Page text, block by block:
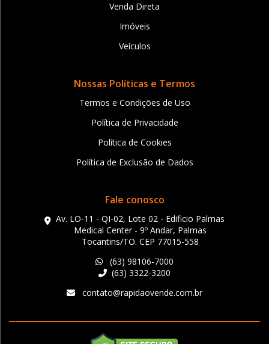
Venda Direta
Imóveis
Veículos
Nossas Políticas e Termos
Termos e Condições de Uso
Política de Privacidade
Política de Cookies
Política de Exclusão de Dados
Fale conosco
Av. LO-11 - QI-02, Lote 02 - Edificio Palmas
Medical Center - 9º Andar, Palmas
Tocantins/TO. CEP 77015-558
(63) 98106-7000
(63) 3322-3200
contato@rapidaovende.com.br